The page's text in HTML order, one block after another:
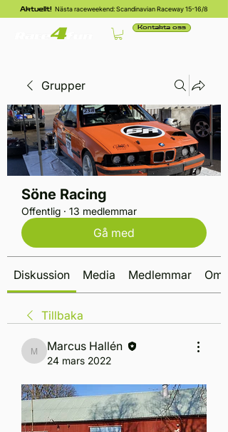
Aktuellt! Nästa raceweekend: Scandinavian Raceway 15-16/8
Kontakta oss
Grupper
Söne Racing
Offentlig · 13 medlemmar
Gå med
Diskussion Media Medlemmar Om
Tillbaka
Marcus Hallén
Marcus Hallén
24 mars 2022